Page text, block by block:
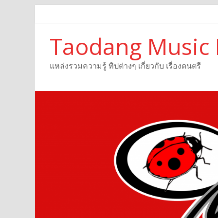
Taodang Music
แหล่งรวมความรู้ ทิปต่างๆ เกี่ยวกับ เรื่องดนตรี